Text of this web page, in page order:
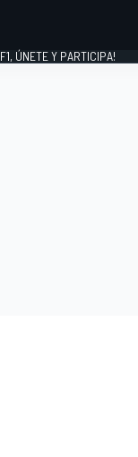
ÚNETE Y PARTICIPA!